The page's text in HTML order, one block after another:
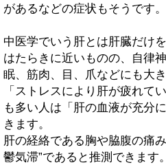
があるなどの症状もそうです
中医学でいう肝とは肝臓だけ
はたらきに近いものの、自律
眠、筋肉、目、爪などにも大
「ストレスにより肝が疲れて
も多い人は「肝の血液が充分
きます。
肝の経絡である胸や脇腹の痛
鬱気滞”であると推測できま